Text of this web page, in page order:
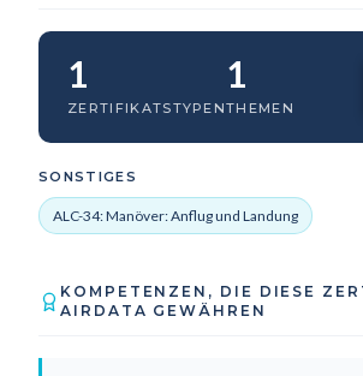
1
ZERTIFIKATSTYPEN
1
THEMEN
SONSTIGES
ALC-34: Manöver: Anflug und Landung
KOMPETENZEN, DIE DIESE
AIRDATA GEWÄHREN